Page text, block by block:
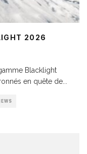
2026
Blacklight
en quête de